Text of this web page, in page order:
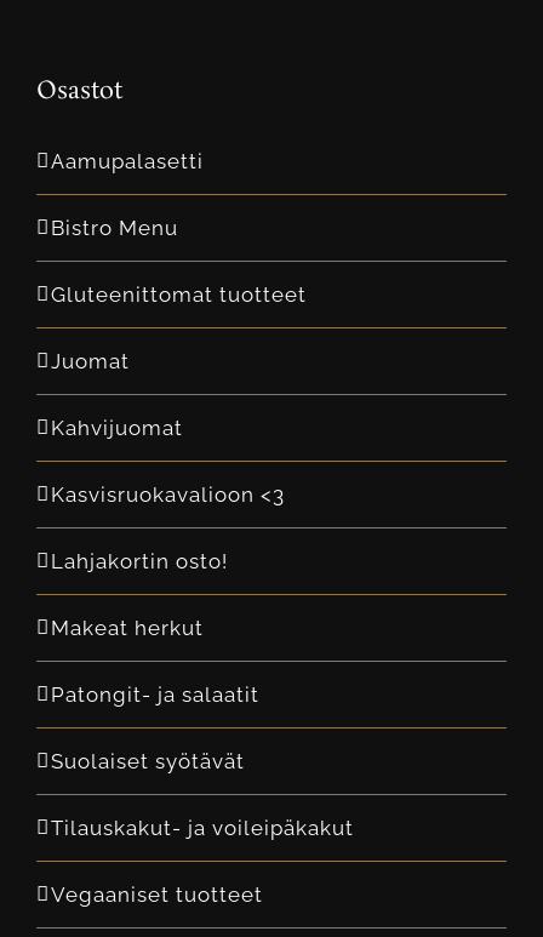
Osastot
Aamupalasetti
Bistro Menu
Gluteenittomat tuotteet
Juomat
Kahvijuomat
Kasvisruokavalioon <3
Lahjakortin osto!
Makeat herkut
Patongit- ja salaatit
Suolaiset syötävät
Tilauskakut- ja voileipäkakut
Vegaaniset tuotteet